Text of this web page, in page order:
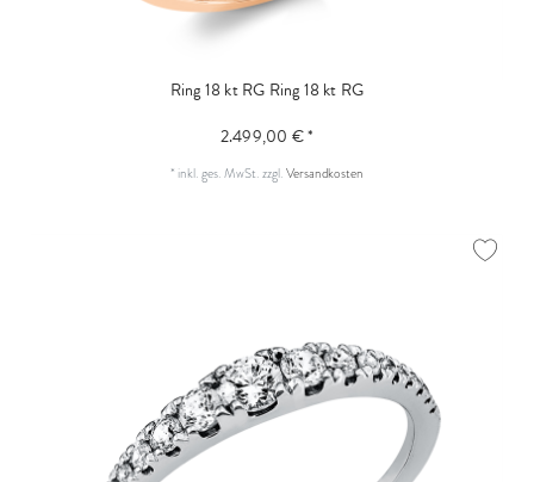
Ring 18 kt RG Ring 18 kt RG
2.499,00 € *
* inkl. ges. MwSt.zzgl.Versandkosten